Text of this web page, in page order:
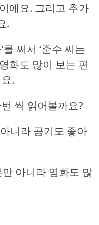
에요. 그리고 추가
.
써서 ‘준수 씨는
화도 많이 보는 편
.
씩 읽어볼까요?
니라 공기도 좋아
아니라 영화도 많